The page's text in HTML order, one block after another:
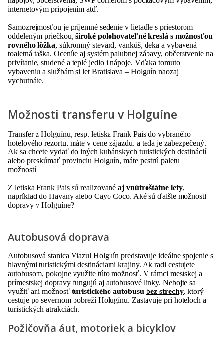
internetovým pripojením atď.
Samozrejmosťou je príjemné sedenie v lietadle s priestorom
oddeleným priečkou, široké polohovateľné kreslá s možnosťou
rovného lôžka, súkromný stevard, vankúš, deka a vybavená
toaletná taška. Oceníte aj systém palubnej zábavy, občerstvenie na
privítanie, studené a teplé jedlo i nápoje. Vďaka tomuto
vybaveniu a službám si let Bratislava – Holguín naozaj
vychutnáte.
Možnosti transferu v Holguíne
Transfer z Holguínu, resp. letiska Frank Pais do vybraného
hotelového rezortu, máte v cene zájazdu, a teda je zabezpečený.
Ak sa chcete vydať do iných kubánskych turistických destinácií
alebo preskúmať provinciu Holguín, máte pestrú paletu
možností.
Z letiska Frank Pais sú realizované aj vnútroštátne lety,
napríklad do Havany alebo Cayo Coco. Aké sú ďalšie možnosti
dopravy v Holguíne?
Autobusová doprava
Autobusová stanica Viazul Holguín predstavuje ideálne spojenie s
hlavnými turistickými destináciami krajiny. Ak radi cestujete
autobusom, pokojne využite túto možnosť. V rámci mestskej a
prímestskej dopravy fungujú aj autobusové linky. Nebojte sa
využiť ani možnosť turistického autobusu bez strechy, ktorý
cestuje po severnom pobreží Holugínu. Zastavuje pri hoteloch a
turistických atrakciách.
Požičovňa áut, motoriek a bicyklov